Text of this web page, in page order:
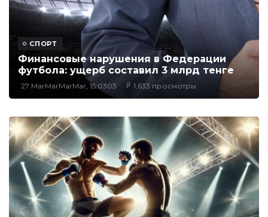
СПОРТ
Финансовые нарушения в Федерации
футбола: ущерб составил 3 млрд тенге
27 MarMarMarMar, 15:0303 1,633 просмотры